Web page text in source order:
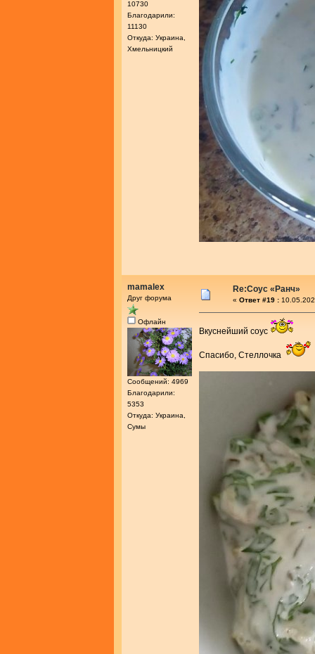
10730
Благодарили:
11130
Откуда: Украина,
Хмельницкий
mamalex
Друг форума
Офлайн
Сообщений: 4969
Благодарили:
5353
Откуда: Украина,
Сумы
Re:Соус «Ранч»
« Ответ #19 :
Вкуснейший соус
Спасибо, Стеллочка